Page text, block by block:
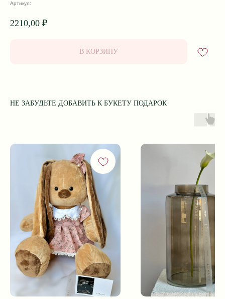
Артикул:
2210,00 ₽
В КОРЗИНУ
НЕ ЗАБУДЬТЕ ДОБАВИТЬ К БУКЕТУ ПОДАРОК
ПОДОБРАТЬ БУКЕТ